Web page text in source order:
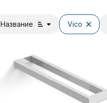
Название Vico